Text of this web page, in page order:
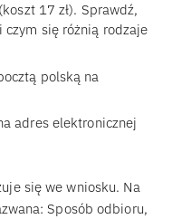
17 zł). Sprawdź,
się różnią rodzaje
polską na
adres elektronicznej
się we wniosku. Na
Sposób odbioru,